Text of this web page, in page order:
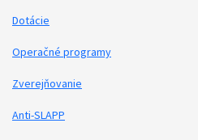
Dotácie
Operačné programy
Zverejňovanie
Anti-SLAPP